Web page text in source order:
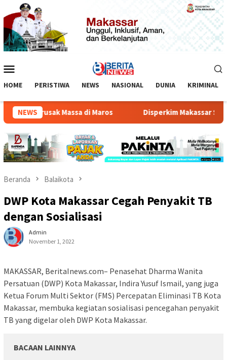
Loncat
ke
konten
Mobile
HOME PERISTIWA NEWS NASIONAL DUNIA KRIMINAL
NEWS
Dirusak Massa di Maros Disperkim Makassar
Beranda Balaikota
DWP Kota Makassar Cegah Penyakit TB
dengan Sosialisasi
Admin
November 1, 2022
MAKASSAR, BeritaInews.com– Penasehat Dharma Wanita
Persatuan (DWP) Kota Makassar, Indira Yusuf Ismail, yang juga
Ketua Forum Multi Sektor (FMS) Percepatan Eliminasi TB Kota
Makassar, membuka kegiatan sosialisasi pencegahan penyakit
TB yang digelar oleh DWP Kota Makassar.
BACAAN LAINNYA